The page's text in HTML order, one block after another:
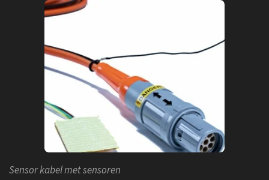
Sensor kabel met sensoren